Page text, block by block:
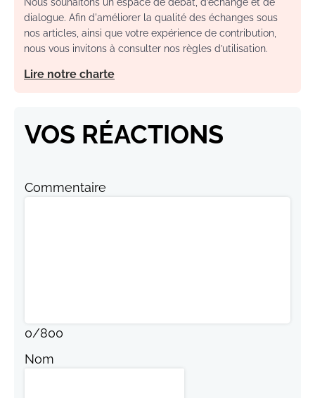
dialogue. Afin d'améliorer la qualité des échanges sous
nos articles, ainsi que votre expérience de contribution,
nous vous invitons à consulter nos règles d’utilisation.
Lire notre charte
VOS RÉACTIONS
Commentaire
0/800
Nom